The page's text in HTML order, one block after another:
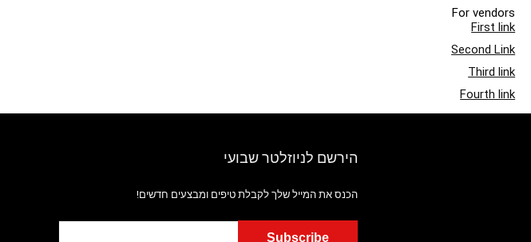
For vendors
First link
Second Link
Third link
Fourth link
הירשם לניוזלטר שבועי
הכנס את המייל שלך לקבלת טיפים ומבצעים חדשים!